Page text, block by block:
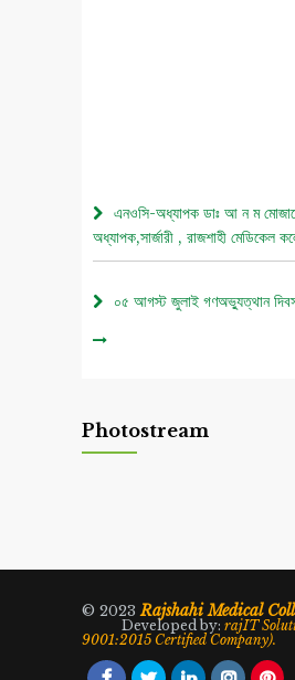
এনওসি-অধ্যাপক ডাঃ আ ন ম
অধ্যাপক,সার্জারী , রাজশাহী মেডিকেল
০৫ আগস্ট জুলাই গণঅভ্যুত্থান
Photostream
© 2023Rajshahi Medical
Developed by: rajIT
9001:2015 Certified Company).